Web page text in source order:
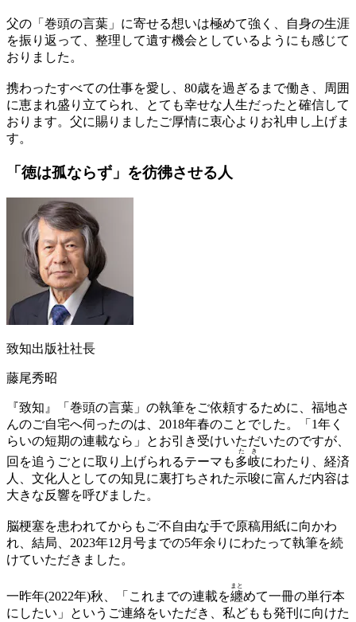
父の「巻頭の言葉」に寄せる想いは極めて強く、自身の生涯
を振り返って、整理して遺す機会としているようにも感じて
おりました。
携わったすべての仕事を愛し、80歳を過ぎるまで働き、周囲
に恵まれ盛り立てられ、とても幸せな人生だったと確信して
おります。父に賜りましたご厚情に衷心よりお礼申し上げま
す。
「徳は孤ならず」を彷彿させる人
致知出版社社長
藤尾秀昭
『致知』「巻頭の言葉」の執筆をご依頼するために、福地さ
んのご自宅へ伺ったのは、2018年春のことでした。「1年く
らいの短期の連載なら」とお引き受けいただいたのですが、
回を追うごとに取り上げられるテーマも多岐
たき
にわたり、経済
人、文化人としての知見に裏打ちされた示唆に富んだ内容は
大きな反響を呼びました。
脳梗塞を患われてからもご不自由な手で原稿用紙に向かわ
れ、結局、2023年12月号までの5年余りにわたって執筆を続
けていただきました。
一昨年(2022年)秋、「これまでの連載を纏
まと
めて一冊の単行本
にしたい」というご連絡をいただき、私どもも発刊に向けた